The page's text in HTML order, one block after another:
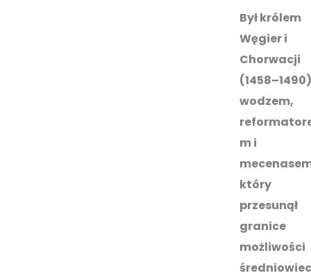
Był królem
Węgier i
Chorwacji
wodzem,
m i
który
przesunął
granice
możliwości